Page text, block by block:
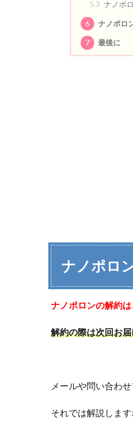
5.3 ナノポ
6 ナノポロ
7 最後に
ナノポロ
ナノポロンの解約
解約の際は次回お
メールや問い合わ
それでは解説します